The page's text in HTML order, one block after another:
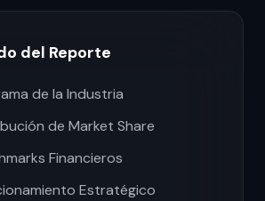
del Reporte
de la Industria
de Market Share
Financieros
Estratégico